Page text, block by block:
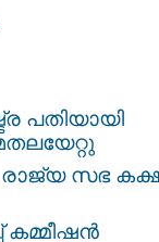
പതിയായി
സഭ
കമ്മീഷൻ